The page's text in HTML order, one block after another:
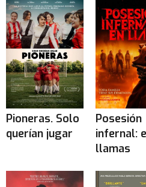
Pioneras. Solo
querían jugar
Posesión
infernal:
llamas